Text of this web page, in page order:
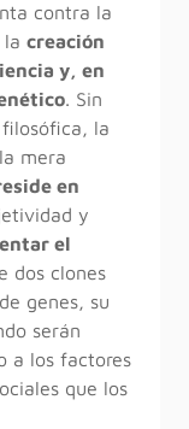
contra la
la creación
y, en
. Sin
la
mera
en
y
el
dos clones
genes, su
serán
a los factores
que los